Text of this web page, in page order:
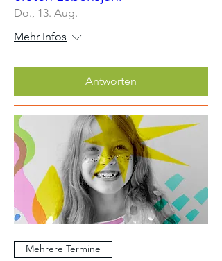
Do., 13. Aug.
Mehr Infos
Antworten
Mehrere Termine